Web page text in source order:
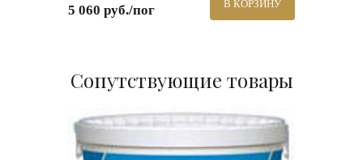
5 060 руб./пог В КОРЗИНУ
Сопутствующие товары